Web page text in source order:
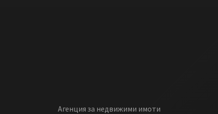
Агенция за недвижими имоти